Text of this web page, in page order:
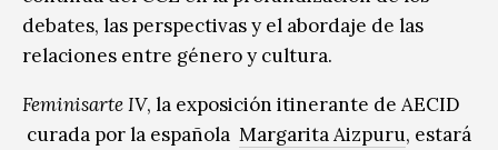
debates, las perspectivas y el abordaje de las
relaciones entre género y cultura.
Feminisarte IV, la exposición itinerante de AECID
curada por la española Margarita Aizpuru, estará